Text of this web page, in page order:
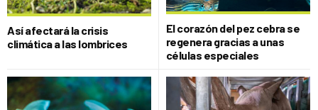
Así afectará la crisis
climática a las lombrices
El corazón del pez cebra se
regenera gracias a unas
células especiales